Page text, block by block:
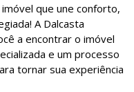
que une conforto,
A Dalcasta
a encontrar o imóvel
e um processo
tornar sua experiência